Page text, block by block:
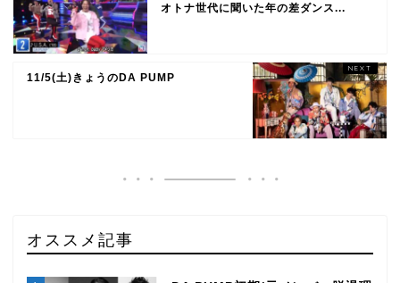
オトナ世代に聞いた年の差ダンス...
11/5(土)きょうのDA PUMP
オススメ記事